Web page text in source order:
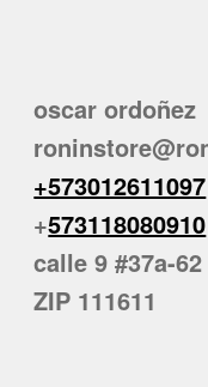
oscar ordoñez
+573012611097
+573118080910
calle 9 #37a-
ZIP 111611